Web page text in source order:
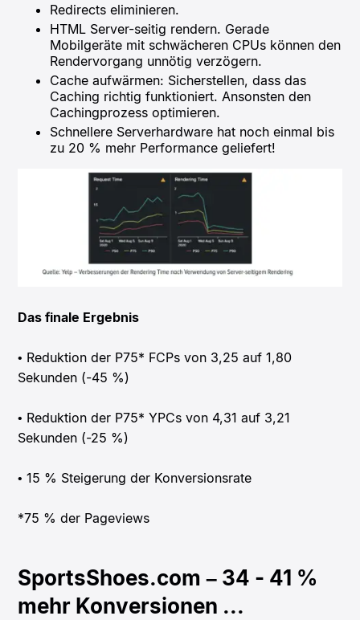
Redirects eliminieren.
HTML Server-seitig rendern. Gerade
Mobilgeräte mit schwächeren CPUs können den
Rendervorgang unnötig verzögern.
Cache aufwärmen: Sicherstellen, dass das
Caching richtig funktioniert. Ansonsten den
Cachingprozess optimieren.
Schnellere Serverhardware hat noch einmal bis
zu 20 % mehr Performance geliefert!
Das finale Ergebnis
• Reduktion der P75* FCPs von 3,25 auf 1,80
Sekunden (-45 %)
• Reduktion der P75* YPCs von 4,31 auf 3,21
Sekunden (-25 %)
• 15 % Steigerung der Konversionsrate
*75 % der Pageviews
SportsShoes.com – 34 - 41 %
mehr Konversionen ...